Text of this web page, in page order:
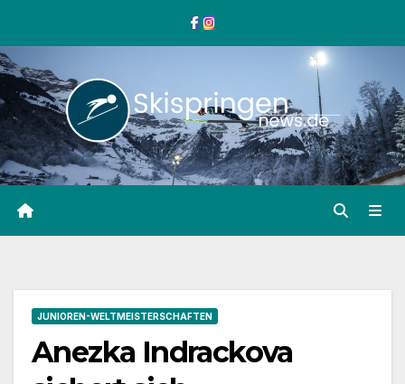
springen
JUNIOREN-WELTMEISTERSCHAFTEN
Anezka Indrackova